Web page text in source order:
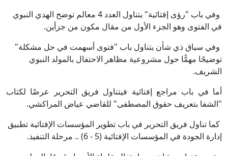
وفي باب "رؤى إفتائية" يتناول العدد 4 معالم توضح الهدي النبوي
الفتوى وهو الجزء الأول من مقال مكون من جزأين.
سياق ذي شأن يتناول باب "فتوى أسهمت في حل مشكلة"
مهمًّا حول مشروعية مظاهر الاحتفال بالمولد النبوي
في باب مراجع إفتائية فيتناول فريق التحرير عرضًا لكتاب
بتعريف حقوق المصطفى" للقاضي عياض المراكشي.
تناول فريق التحرير في باب تطوير المؤسسات الإفتائية تطبيق
الجودة في المؤسسات الإفتائية (5 - 6) .. مرحلة التنفيذ.